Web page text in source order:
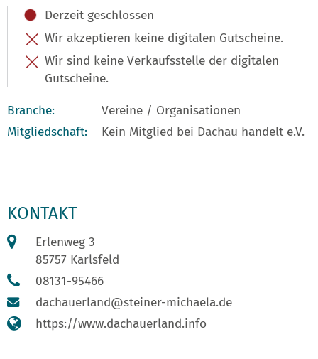
Derzeit geschlossen
Wir akzeptieren keine digitalen Gutscheine.
Wir sind keine Verkaufsstelle der digitalen
Gutscheine.
Branche:
Vereine / Organisationen
Mitgliedschaft:
Kein Mitglied bei Dachau handelt e.V.
KONTAKT
Erlenweg 3
85757 Karlsfeld
08131-95466
dachauerland@steiner-michaela.de
https://www.dachauerland.info